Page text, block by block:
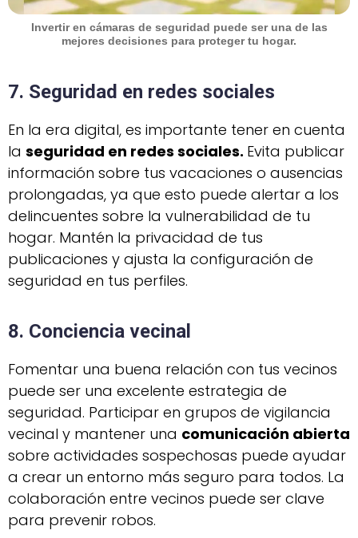
Invertir en cámaras de seguridad puede ser una de las
mejores decisiones para proteger tu hogar.
7. Seguridad en redes sociales
En la era digital, es importante tener en cuenta
la seguridad en redes sociales. Evita publicar
información sobre tus vacaciones o ausencias
prolongadas, ya que esto puede alertar a los
delincuentes sobre la vulnerabilidad de tu
hogar. Mantén la privacidad de tus
publicaciones y ajusta la configuración de
seguridad en tus perfiles.
8. Conciencia vecinal
Fomentar una buena relación con tus vecinos
puede ser una excelente estrategia de
seguridad. Participar en grupos de vigilancia
vecinal y mantener una comunicación abierta
sobre actividades sospechosas puede ayudar
a crear un entorno más seguro para todos. La
colaboración entre vecinos puede ser clave
para prevenir robos.